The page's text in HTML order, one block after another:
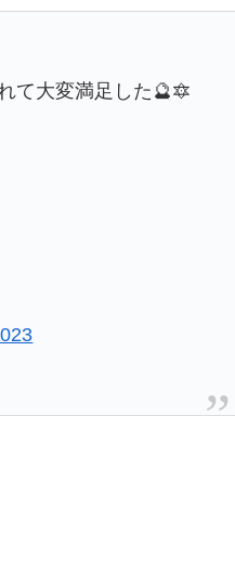
て大変満足した🔮🔯